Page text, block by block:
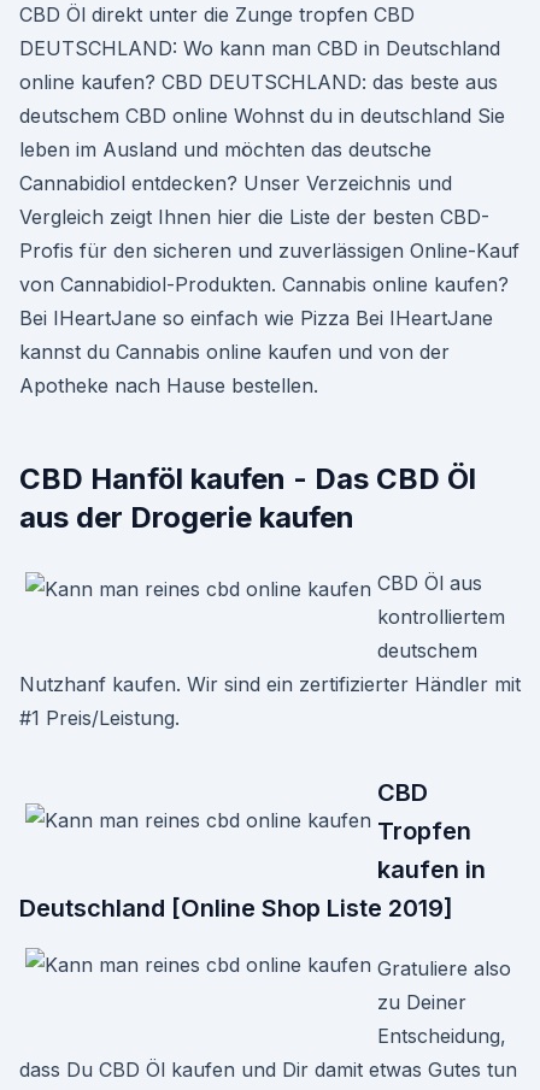
CBD Öl direkt unter die Zunge tropfen CBD
DEUTSCHLAND: Wo kann man CBD in Deutschland
online kaufen? CBD DEUTSCHLAND: das beste aus
deutschem CBD online Wohnst du in deutschland Sie
leben im Ausland und möchten das deutsche
Cannabidiol entdecken? Unser Verzeichnis und
Vergleich zeigt Ihnen hier die Liste der besten CBD-
Profis für den sicheren und zuverlässigen Online-Kauf
von Cannabidiol-Produkten. Cannabis online kaufen?
Bei IHeartJane so einfach wie Pizza Bei IHeartJane
kannst du Cannabis online kaufen und von der
Apotheke nach Hause bestellen.
CBD Hanföl kaufen - Das CBD Öl
aus der Drogerie kaufen
CBD Öl aus
kontrolliertem
deutschem
Nutzhanf kaufen. Wir sind ein zertifizierter Händler mit
#1 Preis/Leistung.
CBD
Tropfen
kaufen in
Deutschland [Online Shop Liste 2019]
Gratuliere also
zu Deiner
Entscheidung,
dass Du CBD Öl kaufen und Dir damit etwas Gutes tun